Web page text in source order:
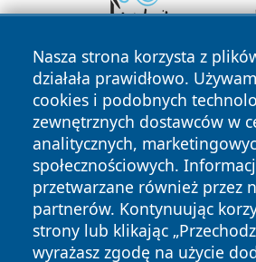
Nasza strona korzysta z
działała prawidłowo.
cookies i podobnych
zewnętrznych dostawców w
analitycznych,
społecznościowych.
przetwarzane również przez
partnerów. Kontynuując
strony lub klikając
wyrażasz zgodę na użycie
Copyright © 2026 bedzinski24.pl
zastrzeżone.